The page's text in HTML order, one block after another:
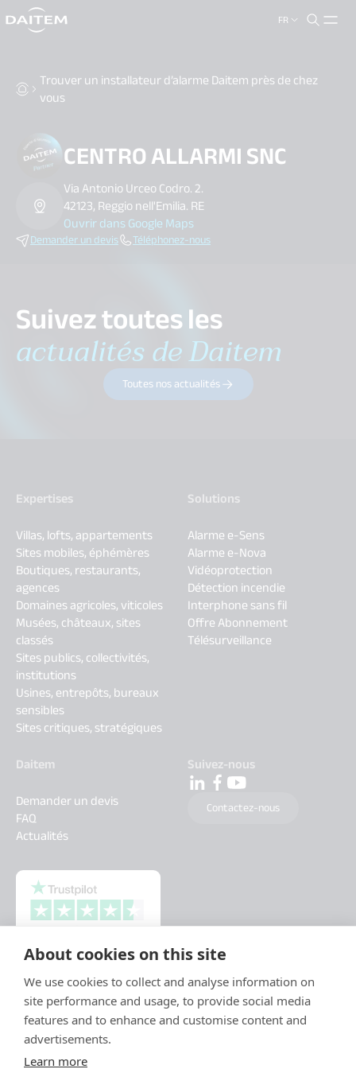
About cookies on this site
We use cookies to collect and analyse information on
site performance and usage, to provide social media
features and to enhance and customise content and
advertisements.
Learn more
FR
search.label
Trouver un installateur d’alarme Daitem près de chez
vous
CENTRO ALLARMI SNC
Via Antonio Urceo Codro. 2.
42123, Reggio nell'Emilia. RE
Ouvrir dans Google Maps
Demander un devis Téléphonez-nous
Suivez toutes les
actualités de Daitem
Toutes nos actualités
Expertises
Villas, lofts, appartements
Sites mobiles, éphémères
Boutiques, restaurants,
agences
Domaines agricoles, viticoles
Musées, châteaux, sites
classés
Sites publics, collectivités,
institutions
Usines, entrepôts, bureaux
sensibles
Sites critiques, stratégiques
Solutions
Alarme e-Sens
Alarme e-Nova
Vidéoprotection
Détection incendie
Interphone sans fil
Offre Abonnement
Télésurveillance
Daitem
Demander un devis
FAQ
Actualités
Suivez-nous
Contactez-nous